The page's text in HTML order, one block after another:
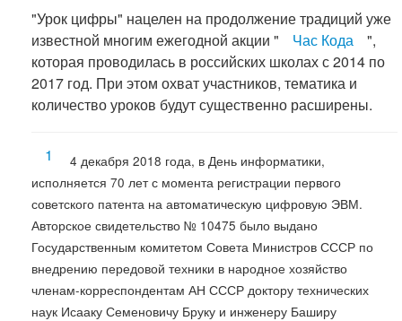
"Урок цифры" нацелен на продолжение традиций уже
известной многим ежегодной акции "
Час Кода
",
которая проводилась в российских школах с 2014 по
2017 год. При этом охват участников, тематика и
количество уроков будут существенно расширены.
1
4 декабря 2018 года, в День информатики,
исполняется 70 лет с момента регистрации первого
советского патента на автоматическую цифровую ЭВМ.
Авторское свидетельство № 10475 было выдано
Государственным комитетом Совета Министров СССР по
внедрению передовой техники в народное хозяйство
членам-корреспондентам АН СССР доктору технических
наук Исааку Семеновичу Бруку и инженеру Баширу